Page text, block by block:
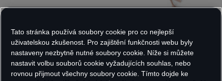
Kancelářské potřeby Klíčenky
Tato stránka používá soubory cookie pro co nejlepší
uživatelskou zkušenost. Pro zajištění funkčnosti webu byly
nastaveny nezbytně nutné soubory cookie. Níže si můžete
nastavit volbu souborů cookie vyžadujících souhlas, nebo
rovnou přijmout všechny soubory cookie. Tímto dojde ke